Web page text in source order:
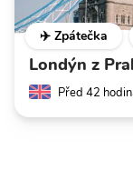
✈️ Zpátečka
Londýn z
Před 42